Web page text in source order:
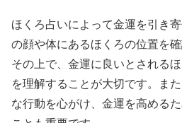
ほくろ占いによって金運を引き
の顔や体にあるほくろの位置を
その上で、金運に良いとされる
を理解することが大切です。ま
な行動を心がけ、金運を高める